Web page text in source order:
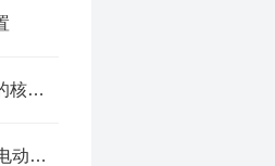
别小看它！电动排渣闸阀的核心作用，直接决定排渣效率的“天花板”
为什么D971X系列调节型电动蝶阀备受青睐？扬州贝尔为您深度解读